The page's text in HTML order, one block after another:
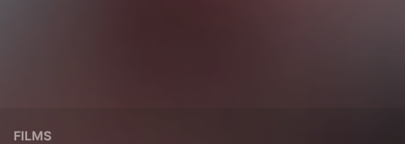
FILMS